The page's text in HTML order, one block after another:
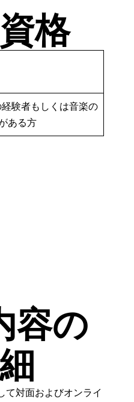
格
験者もしくは音楽の
ある方
容の
対面およびオンライ